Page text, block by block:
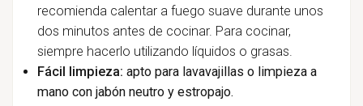
recomienda calentar a fuego suave durante unos
dos minutos antes de cocinar. Para cocinar,
siempre hacerlo utilizando líquidos o grasas.
Fácil limpieza: apto para lavavajillas o limpieza a
mano con jabón neutro y estropajo.